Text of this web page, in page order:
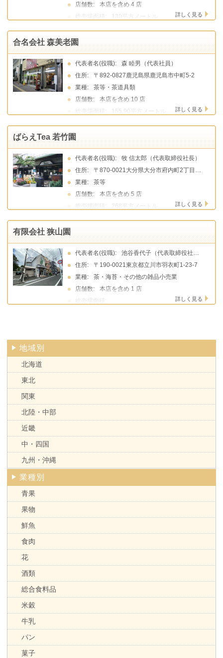
店舗数:
本店を含め 4 店
総売場面積:
130平方メートル 詳しく見る
合名会社 森美老園
代表者名(役職):
森 睦男（代表社員）
住所:
〒892-0827鹿児島県鹿児島市中町5-2
業種:
茶等・茶道具類
店舗数:
本店を含め 10 店
総売場面積:
155.90平方メートル 詳しく見る
ばらえTea 若竹園
代表者名(役職):
牧 信太郎（代表取締役社長）
住所:
〒870-0021大分県大分市府内町2丁目4番5号
業種:
茶等
店舗数:
本店を含め 5 店
総売場面積:
268平方メートル 詳しく見る
有限会社 狭山園
代表者名(役職):
池谷香代子（代表取締役社長）
住所:
〒190-0021東京都立川市羽衣町1-23-7
業種:
茶・海苔・その他の雑品小売業
店舗数:
本店を含め 1 店
総売場面積:
詳しく見る
地域別
北海道
東北
関東
北陸・中部
近畿
中・四国
九州・沖縄
業種別
青果
果物
鮮魚
食肉
花
酒類
総合食料品
米穀
牛乳
パン
菓子